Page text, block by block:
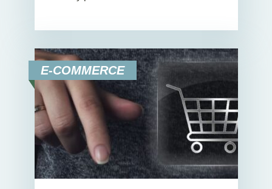
E-COMMERCE